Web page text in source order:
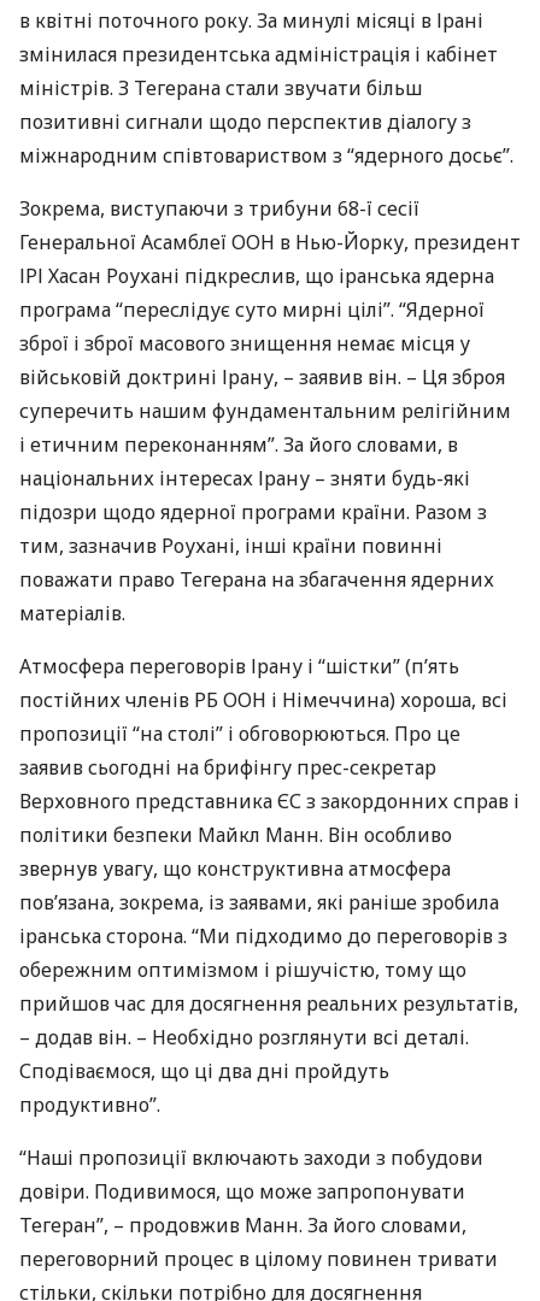
в квітні поточного року. За минулі місяці в Ірані
змінилася президентська адміністрація і кабінет
міністрів. З Тегерана стали звучати більш
позитивні сигнали щодо перспектив діалогу з
міжнародним співтовариством з “ядерного досьє”.
Зокрема, виступаючи з трибуни 68-ї сесії
Генеральної Асамблеї ООН в Нью-Йорку, президент
ІРІ Хасан Роухані підкреслив, що іранська ядерна
програма “переслідує суто мирні цілі”. “Ядерної
зброї і зброї масового знищення немає місця у
військовій доктрині Ірану, – заявив він. – Ця зброя
суперечить нашим фундаментальним релігійним
і етичним переконанням”. За його словами, в
національних інтересах Ірану – зняти будь-які
підозри щодо ядерної програми країни. Разом з
тим, зазначив Роухані, інші країни повинні
поважати право Тегерана на збагачення ядерних
матеріалів.
Атмосфера переговорів Ірану і “шістки” (п’ять
постійних членів РБООН і Німеччина) хороша, всі
пропозиції “на столі” і обговорюються. Про це
заявив сьогодні на брифінгу прес-секретар
Верховного представника ЄС з закордонних справ і
політики безпеки Майкл Манн. Він особливо
звернув увагу, що конструктивна атмосфера
пов’язана, зокрема, із заявами, які раніше зробила
іранська сторона. “Ми підходимо до переговорів з
обережним оптимізмом і рішучістю, тому що
прийшов час для досягнення реальних результатів,
– додав він. – Необхідно розглянути всі деталі.
Сподіваємося, що ці два дні пройдуть
продуктивно”.
“Наші пропозиції включають заходи з побудови
довіри. Подивимося, що може запропонувати
Тегеран”, – продовжив Манн. За його словами,
переговорний процес в цілому повинен тривати
стільки, скільки потрібно для досягнення